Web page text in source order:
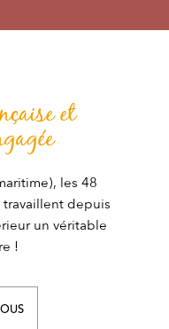
et
les 48
depuis
un véritable
!